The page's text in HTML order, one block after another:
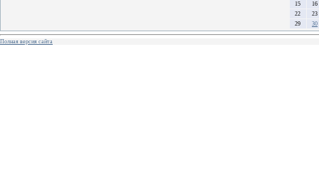
15
16
22
23
29
30
Полная версия сайта